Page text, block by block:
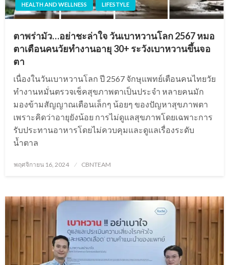
HEALTH AND WELLNESS LIFESTYLE
ตาพร่ามัว…อย่าชะล่าใจ วันเบาหวานโลก 2567 หมอ
ตาเตือนคนวัยทำงานอายุ 30+ ระวังเบาหวานขึ้นจอ
ตา
เนื่องในวันเบาหวานโลก ปี 2567 จักษุแพทย์เตือนคนไทยวัย
ทำงานหมั่นตรวจเช็คสุขภาพตาเป็นประจำ หลายคนมัก
มองข้ามสัญญาณเตือนเล็กๆ น้อยๆ ของปัญหาสุขภาพตา
เพราะคิดว่าอายุยังน้อย การไม่ดูแลสุขภาพโดยเฉพาะการ
รับประทานอาหารโดยไม่ควบคุมและดูแลเรื่องระดับ
น้ำตาล
Posted
พฤศจิกายน 16, 2024 CBNTEAM